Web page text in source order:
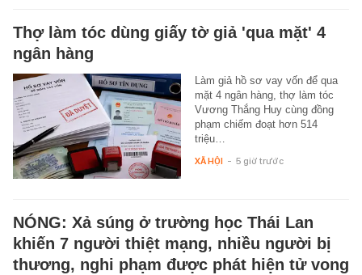
Thợ làm tóc dùng giấy tờ giả 'qua mặt' 4
ngân hàng
Làm giả hồ sơ vay vốn để qua
mặt 4 ngân hàng, thợ làm tóc
Vương Thắng Huy cùng đồng
phạm chiếm đoạt hơn 514
triệu…
XÃ HỘI - 5 giờ trước
NÓNG: Xả súng ở trường học Thái Lan
khiến 7 người thiệt mạng, nhiều người bị
thương, nghi phạm được phát hiện tử vong